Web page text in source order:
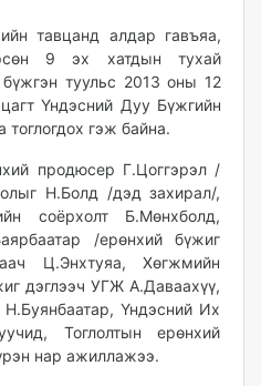
тавцанд алдар гавъяа,
9 эх хатдын тухай
туульс 2013 оны 12
Үндэсний Дуу Бүжгийн
гэж байна.
продюсер Г.Цоггэрэл /
Н.Болд /дэд захирал/,
соёрхолт Б.Мөнхболд,
/ерөнхий бүжиг
Ц.Энхтуяа, Хөгжмийн
дэглээч УГЖ А.Даваахүү,
Үндэсний Их
Тоглолтын ерөнхий
нар ажиллажээ.